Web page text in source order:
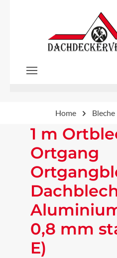
Zum Hauptinhalt springen
Home Bleche
1 m
Ortgang
0,8 mm
E)